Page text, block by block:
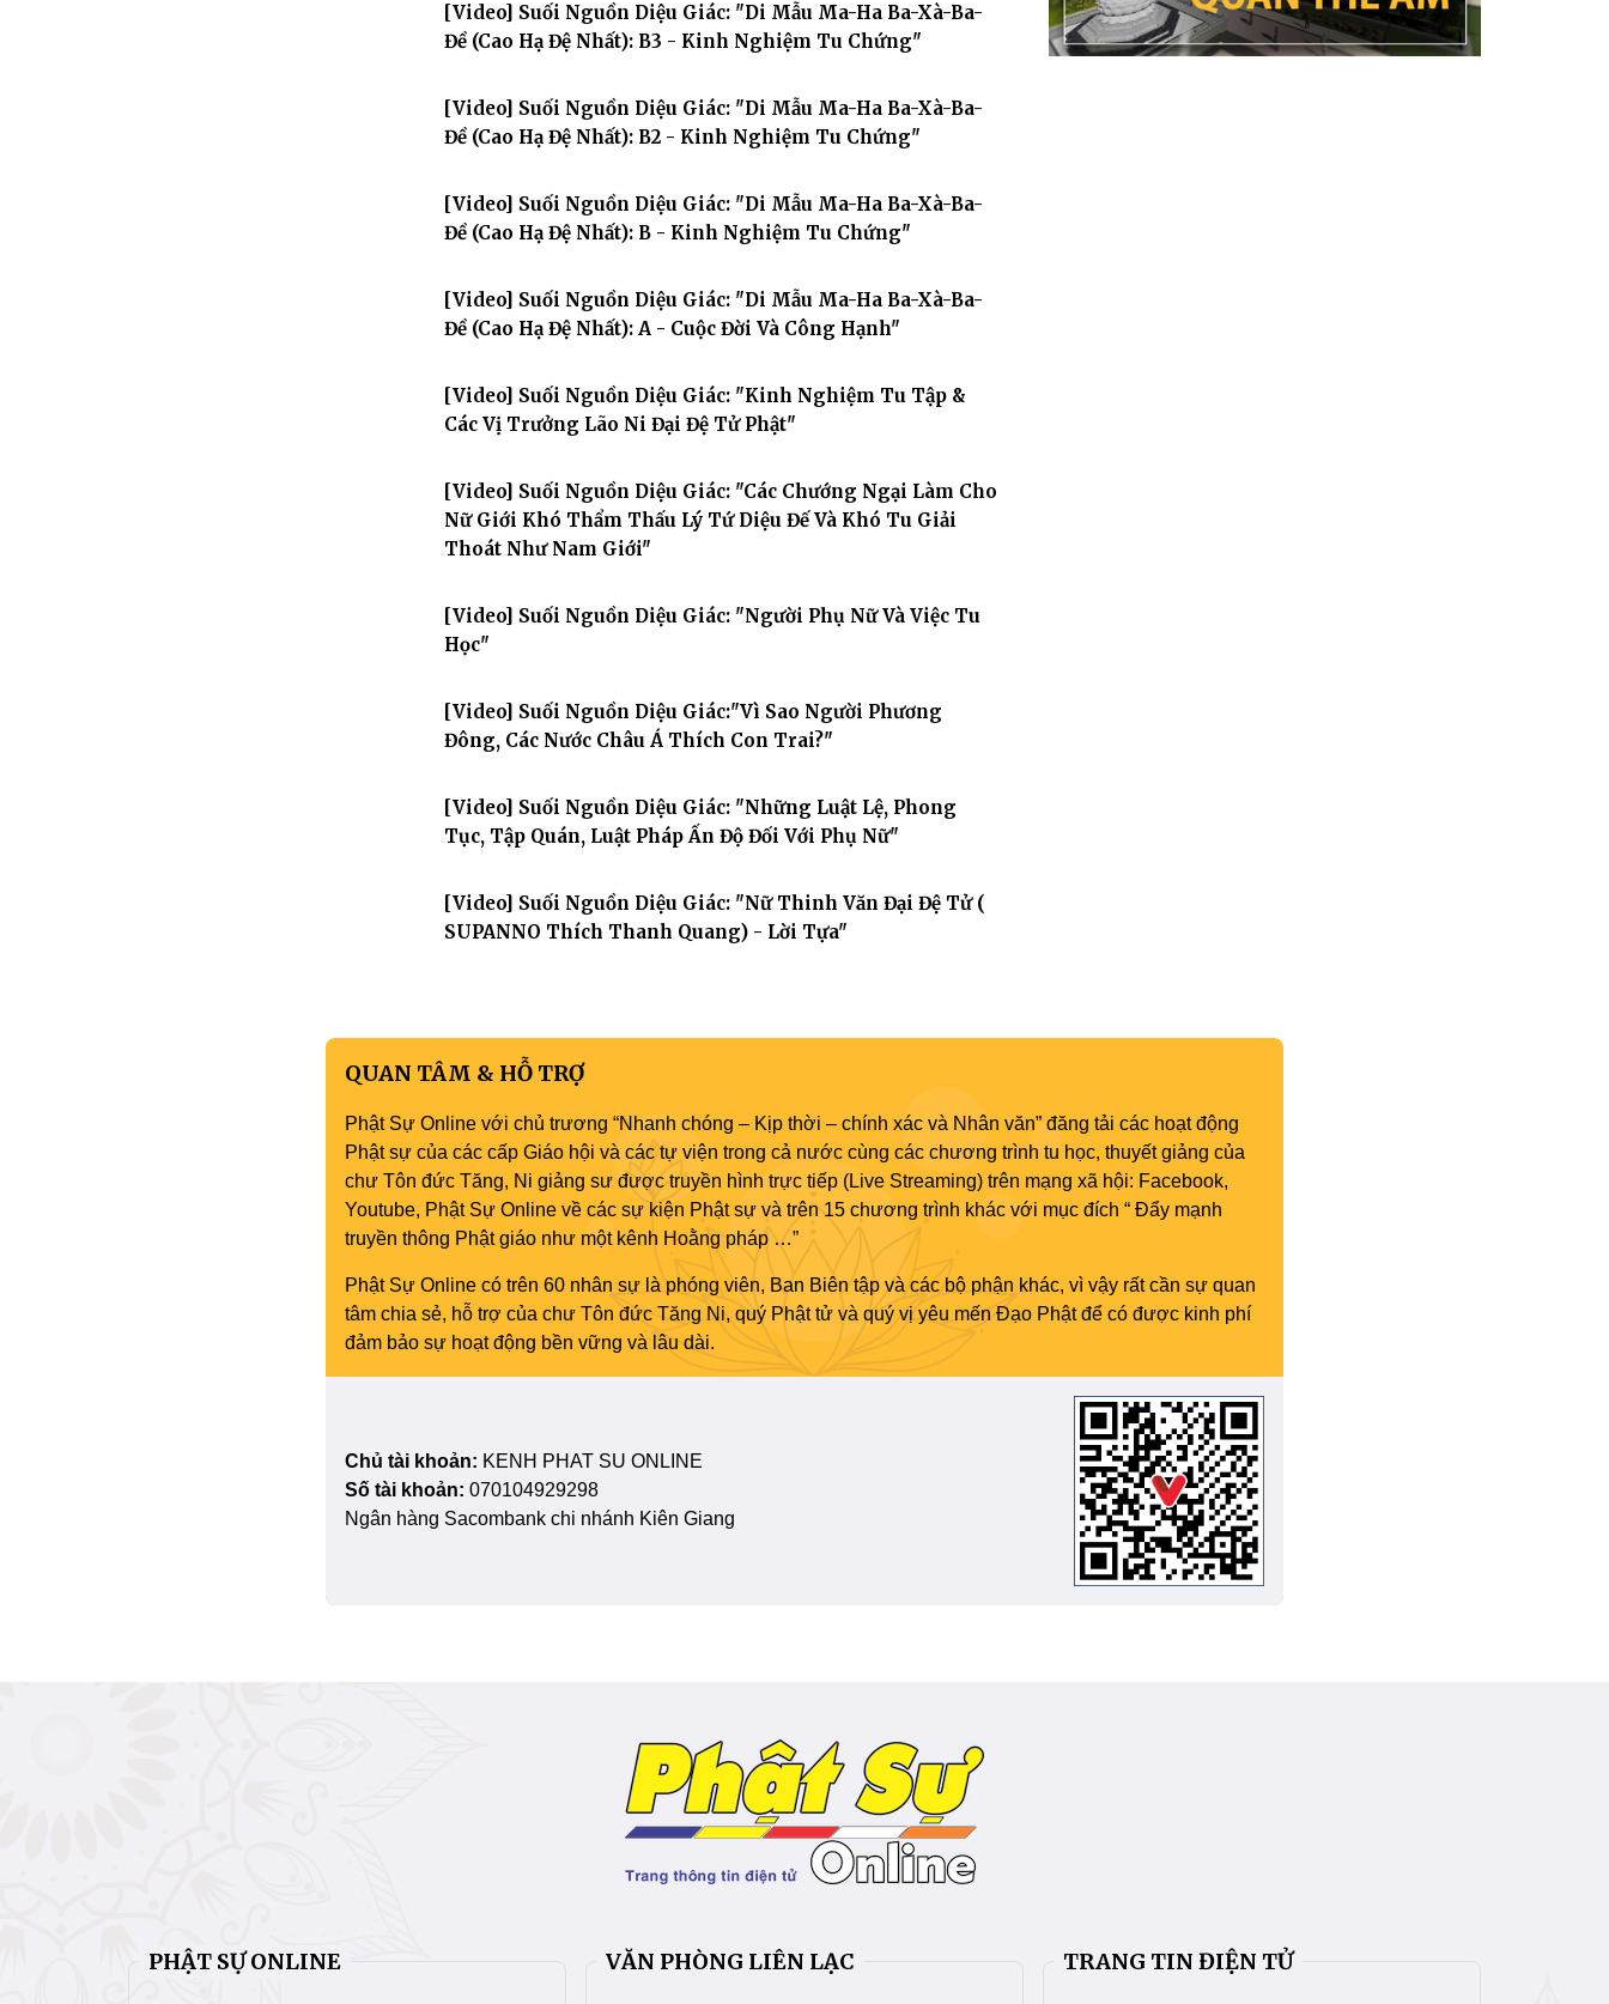
[Video] Suối Nguồn Diệu Giác: "Di Mẫu Ma-Ha Ba-Xà-Ba-
Đề (Cao Hạ Đệ Nhất): B3 - Kinh Nghiệm Tu Chứng"
[Video] Suối Nguồn Diệu Giác: "Di Mẫu Ma-Ha Ba-Xà-Ba-
Đề (Cao Hạ Đệ Nhất): B2 - Kinh Nghiệm Tu Chứng"
[Video] Suối Nguồn Diệu Giác: "Di Mẫu Ma-Ha Ba-Xà-Ba-
Đề (Cao Hạ Đệ Nhất): B - Kinh Nghiệm Tu Chứng"
[Video] Suối Nguồn Diệu Giác: "Di Mẫu Ma-Ha Ba-Xà-Ba-
Đề (Cao Hạ Đệ Nhất): A - Cuộc Đời Và Công Hạnh"
[Video] Suối Nguồn Diệu Giác: "Kinh Nghiệm Tu Tập &
Các Vị Trưởng Lão Ni Đại Đệ Tử Phật"
[Video] Suối Nguồn Diệu Giác: "Các Chướng Ngại Làm Cho
Nữ Giới Khó Thẩm Thấu Lý Tứ Diệu Đế Và Khó Tu Giải
Thoát Như Nam Giới"
[Video] Suối Nguồn Diệu Giác: "Người Phụ Nữ Và Việc Tu
Học"
[Video] Suối Nguồn Diệu Giác:"Vì Sao Người Phương
Đông, Các Nước Châu Á Thích Con Trai?"
[Video] Suối Nguồn Diệu Giác: "Những Luật Lệ, Phong
Tục, Tập Quán, Luật Pháp Ấn Độ Đối Với Phụ Nữ"
[Video] Suối Nguồn Diệu Giác: "Nữ Thinh Văn Đại Đệ Tử (
SUPANNO Thích Thanh Quang) - Lời Tựa"
QUAN TÂM & HỖ TRỢ
Phật Sự Online với chủ trương “Nhanh chóng – Kịp thời – chính xác và Nhân văn” đăng tải các hoạt động
Phật sự của các cấp Giáo hội và các tự viện trong cả nước cùng các chương trình tu học, thuyết giảng của
chư Tôn đức Tăng, Ni giảng sư được truyền hình trực tiếp (Live Streaming) trên mạng xã hội: Facebook,
Youtube, Phật Sự Online về các sự kiện Phật sự và trên 15 chương trình khác với mục đích “ Đẩy mạnh
truyền thông Phật giáo như một kênh Hoằng pháp …”
Phật Sự Online có trên 60 nhân sự là phóng viên, Ban Biên tập và các bộ phận khác, vì vậy rất cần sự quan
tâm chia sẻ, hỗ trợ của chư Tôn đức Tăng Ni, quý Phật tử và quý vị yêu mến Đạo Phật để có được kinh phí
đảm bảo sự hoạt động bền vững và lâu dài.
Chủ tài khoản: KENH PHAT SU ONLINE
Số tài khoản: 070104929298
Ngân hàng Sacombank chi nhánh Kiên Giang
PHẬT SỰ ONLINE VĂN PHÒNG LIÊN LẠC TRANG TIN ĐIỆN TỬ